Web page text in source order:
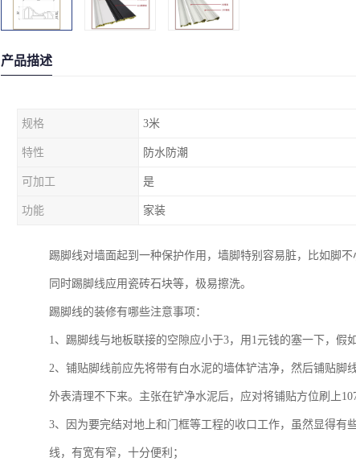
产品描述
规格 3米
特性 防水防潮
可加工 是
功能 家装
踢脚线对墙面起到一种保护作用，墙脚特别容易脏，比如脚
同时踢脚线应用瓷砖石块等，极易擦洗。
踢脚线的装修有哪些注意事项：
1、踢脚线与地板联接的空隙应小于3，用1元钱的塞一下，假
2、铺贴脚线前应先将带有白水泥的墙体铲洁净，然后铺贴
外表清理不下来。主张在铲净水泥后，应对将铺贴方位刷上
3、因为要完结对地上和门框等工程的收口工作，虽然显得
线，有宽有窄，十分便利；